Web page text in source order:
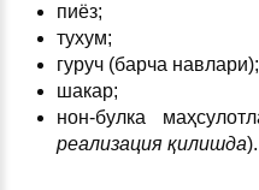
пиёз;
тухум;
гуруч (барча навлари);
шакар;
нон-булка
реализация қилишда).